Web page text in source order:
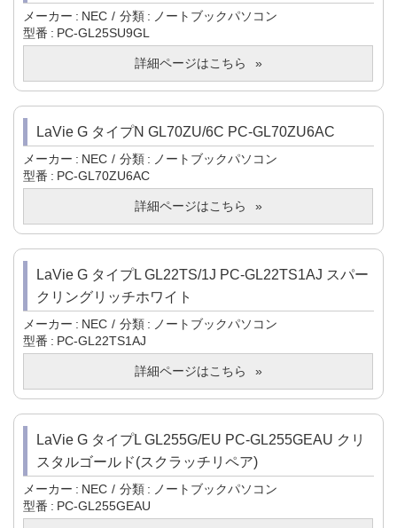
メーカー NEC 分類
ノートブックパソコン
型番
PC-GL25SU9GL
詳細ページはこちら
LaVie G タイプN GL70ZU/6C PC-GL70ZU6AC
メーカー NEC 分類
ノートブックパソコン
型番
PC-GL70ZU6AC
詳細ページはこちら
LaVie G タイプL GL22TS/1J PC-GL22TS1AJ スパー
クリングリッチホワイト
メーカー NEC 分類
ノートブックパソコン
型番
PC-GL22TS1AJ
詳細ページはこちら
LaVie G タイプL GL255G/EU PC-GL255GEAU クリ
スタルゴールド(スクラッチリペア)
メーカー NEC 分類
ノートブックパソコン
型番
PC-GL255GEAU